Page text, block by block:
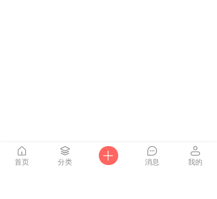
首页 分类 消息 我的